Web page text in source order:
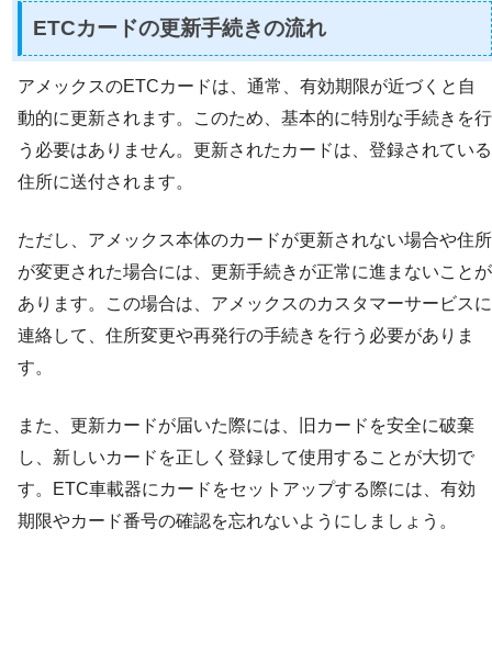
ETCカードの更新手続きの流れ
アメックスのETCカードは、通常、有効期限が近づくと自
動的に更新されます。このため、基本的に特別な手続きを行
う必要はありません。更新されたカードは、登録されている
住所に送付されます。
ただし、アメックス本体のカードが更新されない場合や住所
が変更された場合には、更新手続きが正常に進まないことが
あります。この場合は、アメックスのカスタマーサービスに
連絡して、住所変更や再発行の手続きを行う必要がありま
す。
また、更新カードが届いた際には、旧カードを安全に破棄
し、新しいカードを正しく登録して使用することが大切で
す。ETC車載器にカードをセットアップする際には、有効
期限やカード番号の確認を忘れないようにしましょう。